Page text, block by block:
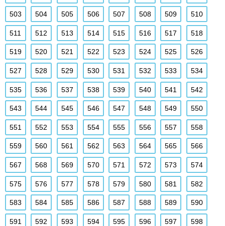
503 504 505 506 507 508 509 510
511 512 513 514 515 516 517 518
519 520 521 522 523 524 525 526
527 528 529 530 531 532 533 534
535 536 537 538 539 540 541 542
543 544 545 546 547 548 549 550
551 552 553 554 555 556 557 558
559 560 561 562 563 564 565 566
567 568 569 570 571 572 573 574
575 576 577 578 579 580 581 582
583 584 585 586 587 588 589 590
591 592 593 594 595 596 597 598